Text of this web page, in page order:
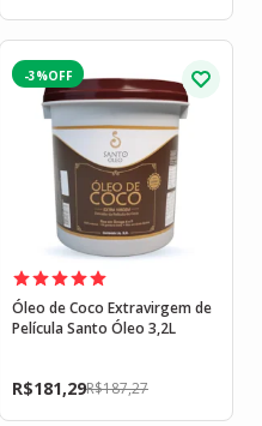
-3%
Óleo de Coco Extravirgem de
Película Santo Óleo 3,2L
R$187,27
R$181,29